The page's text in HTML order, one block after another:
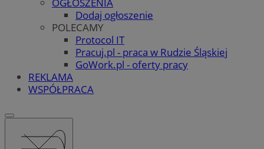
Dodaj ogłoszenie
POLECAMY
Protocol IT
Pracuj.pl - praca w Rudzie Śląskiej
GoWork.pl - oferty pracy
REKLAMA
WSPÓŁPRACA